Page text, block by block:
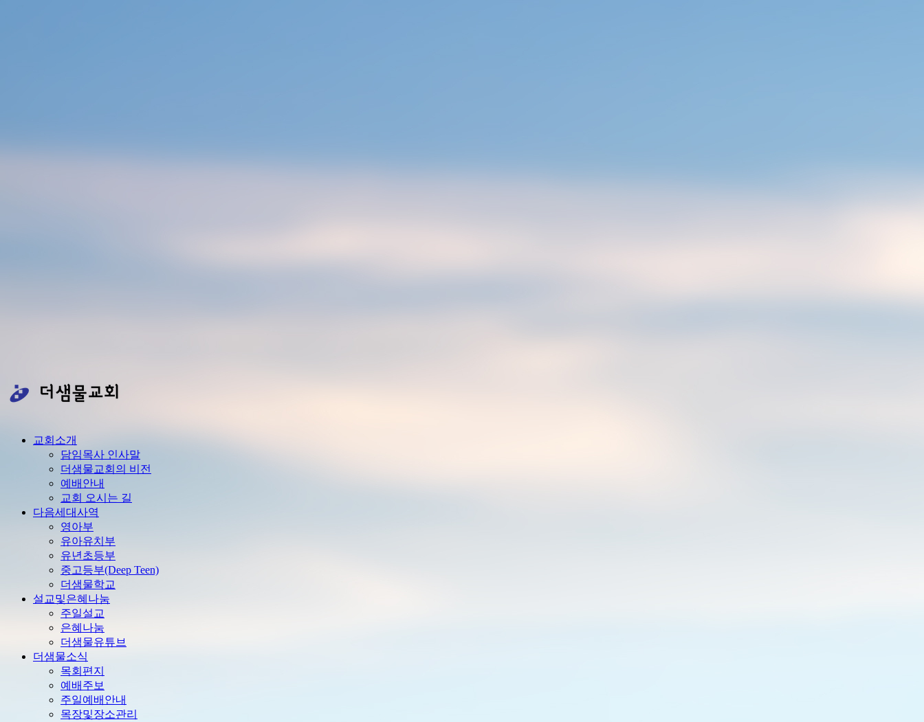
교회소개
담임목사 인사말
더샘물교회의 비전
예배안내
교회 오시는 길
다음세대사역
영아부
유아유치부
유년초등부
중고등부(Deep Teen)
더샘물학교
설교및은혜나눔
주일설교
은혜나눔
더샘물유튜브
더샘물소식
목회편지
예배주보
주일예배안내
목장및장소관리